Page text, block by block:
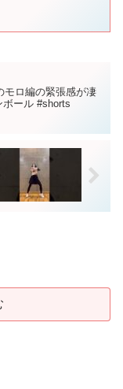
モロ編の緊張感が凄
ール #shorts